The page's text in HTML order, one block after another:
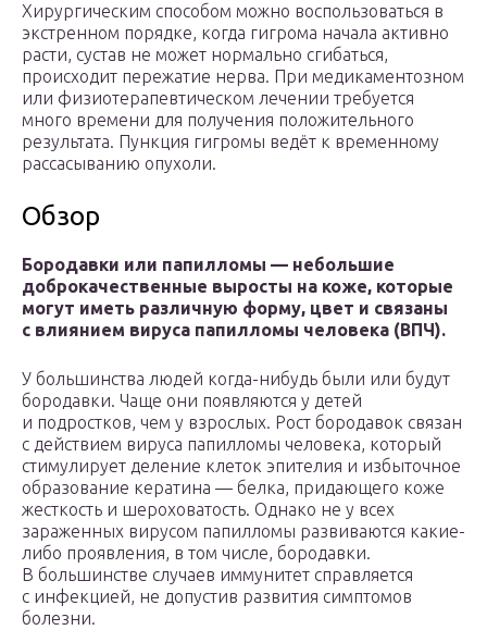
Хирургическим способом можно воспользоваться в
экстренном порядке, когда гигрома начала активно
расти, сустав не может нормально сгибаться,
происходит пережатие нерва. При медикаментозном
или физиотерапевтическом лечении требуется
много времени для получения положительного
результата. Пункция гигромы ведёт к временному
рассасыванию опухоли.
Обзор
Бородавки или папилломы — небольшие
доброкачественные выросты на коже, которые
могут иметь различную форму, цвет и связаны
с влиянием вируса папилломы человека (ВПЧ).
У большинства людей когда-нибудь были или будут
бородавки. Чаще они появляются у детей
и подростков, чем у взрослых. Рост бородавок связан
с действием вируса папилломы человека, который
стимулирует деление клеток эпителия и избыточное
образование кератина — белка, придающего коже
жесткость и шероховатость. Однако не у всех
зараженных вирусом папилломы развиваются какие-
либо проявления, в том числе, бородавки.
В большинстве случаев иммунитет справляется
с инфекцией, не допустив развития симптомов
болезни.